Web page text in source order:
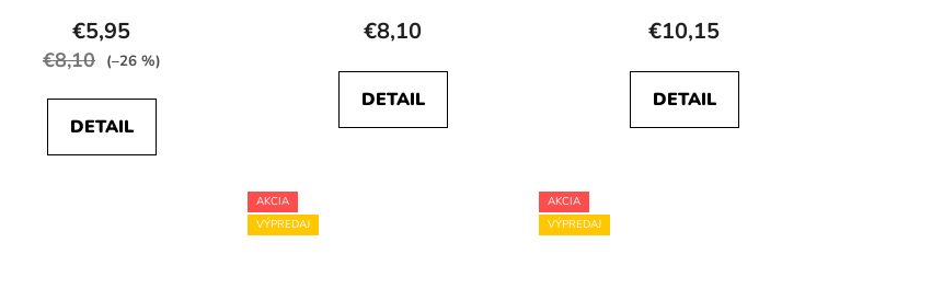
€5,95
€8,10 (–26 %)
DETAIL
€8,10
DETAIL
€10,15
DETAIL
AKCIA
VÝPREDAJ
AKCIA
VÝPREDAJ